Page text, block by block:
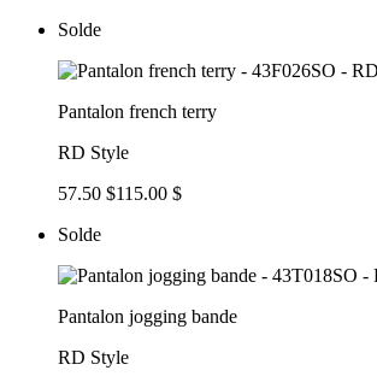
Solde
Pantalon french terry
RD Style
57.50 $115.00 $
Solde
Pantalon jogging bande
RD Style